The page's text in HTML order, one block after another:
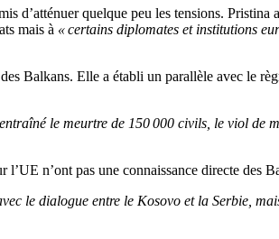
d’atténuer quelque peu les tensions.
mais à « certains diplomates et institutions
Balkans. Elle a établi un parallèle avec le
le meurtre de 150 000 civils, le viol de
n’ont pas une connaissance directe des
le dialogue entre le Kosovo et la Serbie,